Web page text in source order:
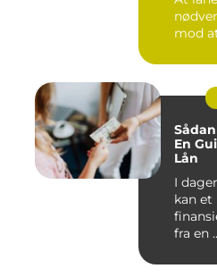
mod
En
Lån
I
kan et
fra en